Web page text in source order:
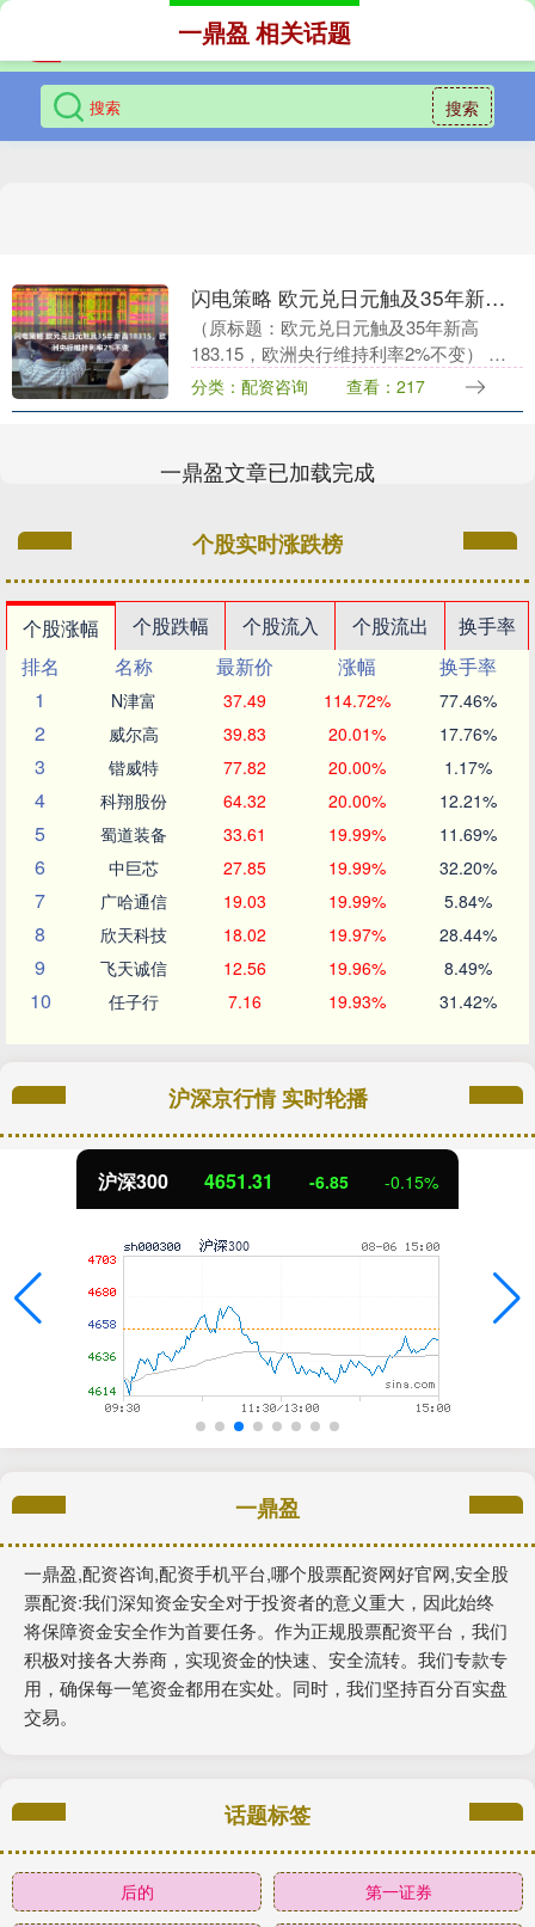
搜索
一鼎盈 相关话题
闪电策略 欧元兑日元触及35年新高18315，欧洲央行维持利率2%不变
（原标题：欧元兑日元触及35年新高
183.15，欧洲央行维持利率2%不变） 金
吾财讯|欧元兑日元汇率从181.60低点反
弹，当前正测试183.15的35年高位。....
分类：配资咨询 查看：217
一鼎盈文章已加载完成
个股实时涨跌榜
个股涨幅 个股跌幅 个股流入 个股流出
换手率
排名
名称 最新价 涨幅
换手率
1
N津富 37.49 114.72% 77.46%
2 威尔高 39.83 20.01% 17.76%
3 锴威特 77.82 20.00% 1.17%
4 科翔股份 64.32 20.00% 12.21%
5 蜀道装备 33.61 19.99% 11.69%
6 中巨芯 27.85 19.99% 32.20%
7 广哈通信 19.03 19.99% 5.84%
8 欣天科技 18.02 19.97% 28.44%
9 飞天诚信 12.56 19.96% 8.49%
10 任子行 7.16 19.93% 31.42%
沪深京行情 实时轮播
沪深300 4651.31 -6.85 -0.15%
一鼎盈
一鼎盈,配资咨询,配资手机平台,哪个股票配资网好官网,安全股
票配资:我们深知资金安全对于投资者的意义重大，因此始终
将保障资金安全作为首要任务。作为正规股票配资平台，我们
积极对接各大券商，实现资金的快速、安全流转。我们专款专
用，确保每一笔资金都用在实处。同时，我们坚持百分百实盘
交易。
话题标签
后的 第一证券